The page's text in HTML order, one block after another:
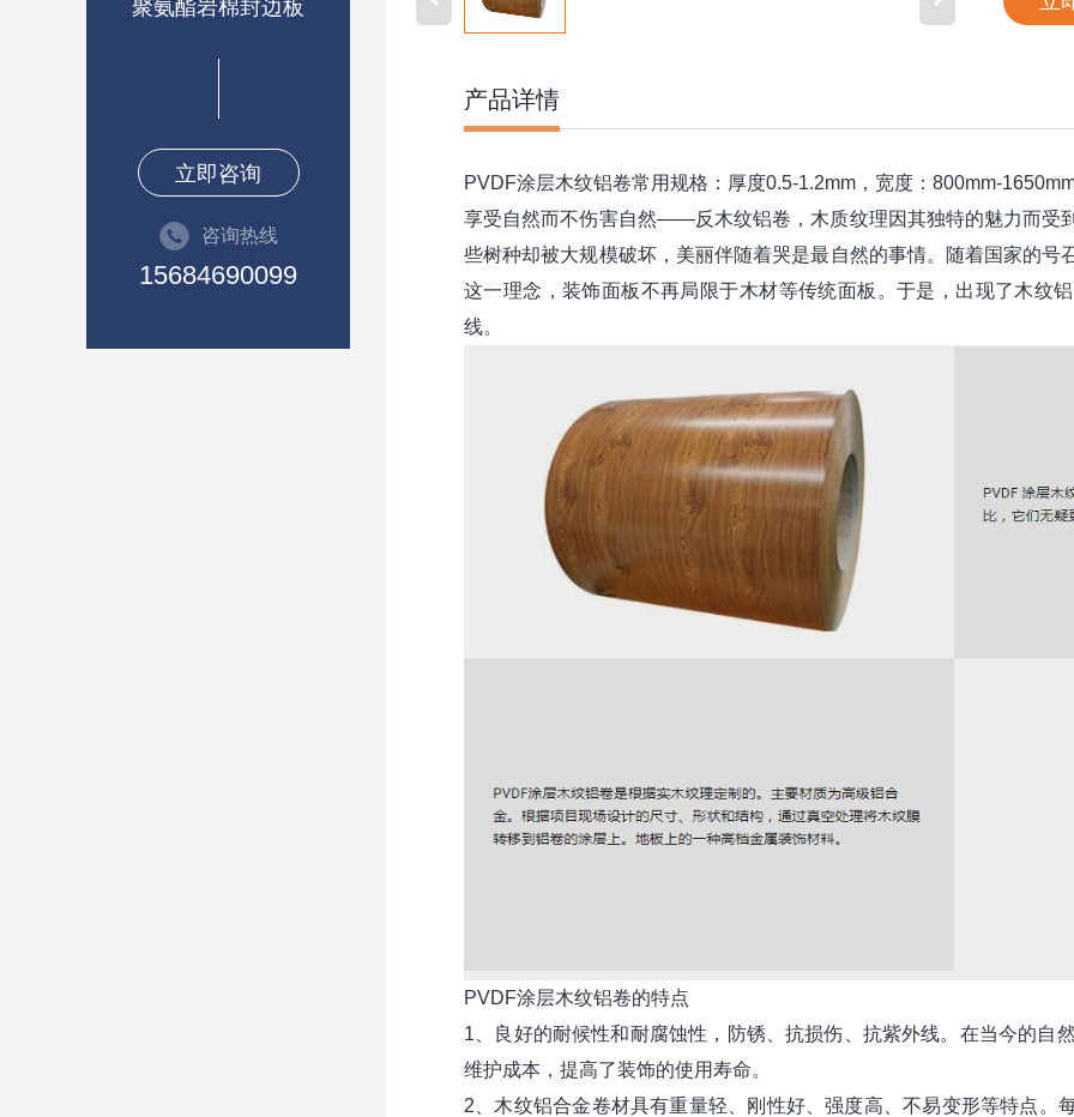
聚氨酯岩棉封边板
立即咨询
咨询热线
15684690099
产品详情
PVDF涂层木纹铝卷常用规格：厚度0.5-1.2mm，宽度：800mm-
享受自然而不伤害自然——反木纹铝卷，木质纹理因其独特的魅力而受
些树种却被大规模破坏，美丽伴随着哭是最自然的事情。随着国家的号
这一理念，装饰面板不再局限于木材等传统面板。于是，出现了木纹
线。
PVDF涂层木纹铝卷的特点
1、良好的耐候性和耐腐蚀性，防锈、抗损伤、抗紫外线。在当今的自
维护成本，提高了装饰的使用寿命。
2、木纹铝合金卷材具有重量轻、刚性好、强度高、不易变形等特点。